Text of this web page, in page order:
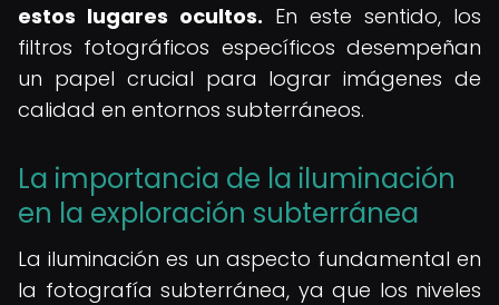
estos lugares ocultos. En este sentido, los
filtros fotográficos específicos desempeñan
un papel crucial para lograr imágenes de
calidad en entornos subterráneos.
La importancia de la iluminación
en la exploración subterránea
La iluminación es un aspecto fundamental en
la fotografía subterránea, ya que los niveles